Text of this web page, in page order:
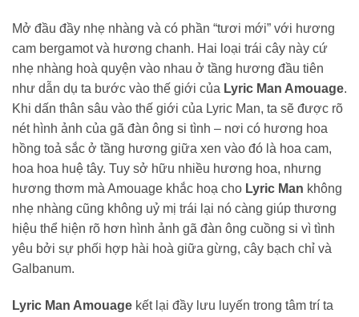
Mở đầu đầy nhẹ nhàng và có phần “tươi mới” với hương
cam bergamot và hương chanh. Hai loại trái cây này cứ
nhẹ nhàng hoà quyện vào nhau ở tầng hương đầu tiên
như dẫn dụ ta bước vào thế giới của Lyric Man Amouage.
Khi dấn thân sâu vào thế giới của Lyric Man, ta sẽ được rõ
nét hình ảnh của gã đàn ông si tình – nơi có hương hoa
hồng toả sắc ở tầng hương giữa xen vào đó là hoa cam,
hoa hoa huệ tây. Tuy sở hữu nhiều hương hoa, nhưng
hương thơm mà Amouage khắc hoạ cho Lyric Man không
nhẹ nhàng cũng không uỷ mị trái lại nó càng giúp thương
hiệu thể hiện rõ hơn hình ảnh gã đàn ông cuồng si vì tình
yêu bởi sự phối hợp hài hoà giữa gừng, cây bạch chỉ và
Galbanum.
Lyric Man Amouage kết lại đầy lưu luyến trong tâm trí ta